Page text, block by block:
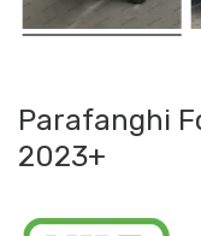
Parafanghi
2023+